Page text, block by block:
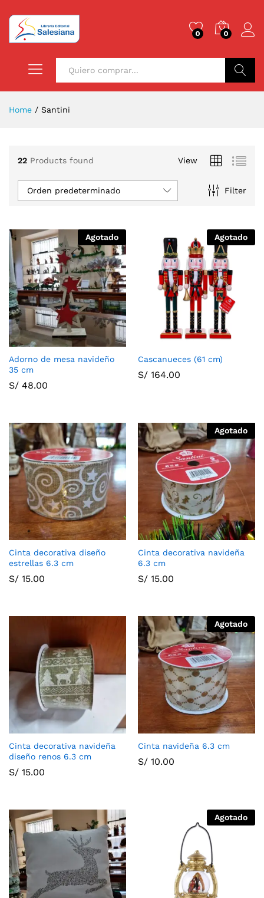
0 0
Home / Santini
22 Products found View
Filter
Orden predeterminado
Agotado
Adorno de mesa navideño
35 cm
S/ 48.00
Agotado
Cascanueces (61 cm)
S/ 164.00
Cinta decorativa diseño
estrellas 6.3 cm
S/ 15.00
Agotado
Cinta decorativa navideña
6.3 cm
S/ 15.00
Cinta decorativa navideña
diseño renos 6.3 cm
S/ 15.00
Agotado
Cinta navideña 6.3 cm
S/ 10.00
Agotado